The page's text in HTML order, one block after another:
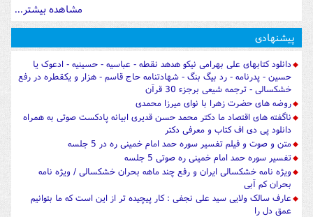
مشاهده بیشتر...
پیشنهادی
دانلود کتابهای علی بهرامی نیکو هدهد نقطه - عباسیه - حسینیه - ادعوک یا
حسین - پدرنامه - رد بیگ بنگ - شهادتنامه حاج قاسم - هزار و یکقطره در رفع
خشکسالی - ترجمه شیعی برجزء 30 قرآن
روضه های حضرت زهرا با نوای میرزا محمدی
ناگفته های اقتصاد ما دکتر محمد حسن قدیری ابیانه پادکست صوتی به همراه
دانلود پی دی اف کتاب و معرفی دکتر
متن و صوت و فیلم تفسیر سوره حمد امام خمینی ره در 5 جلسه
تفسیر سوره حمد امام خمینی ره صوتی 5 جلسه
ویژه نامه خشکسالی ایران و رفع چند ماهه بحران خشکسالی / ویژه نامه
بحران کم آبی
عارف سالک ولایی سید علی نجفی : کار پیچیده تر از این است که ما بتوانیم
عمق دل را